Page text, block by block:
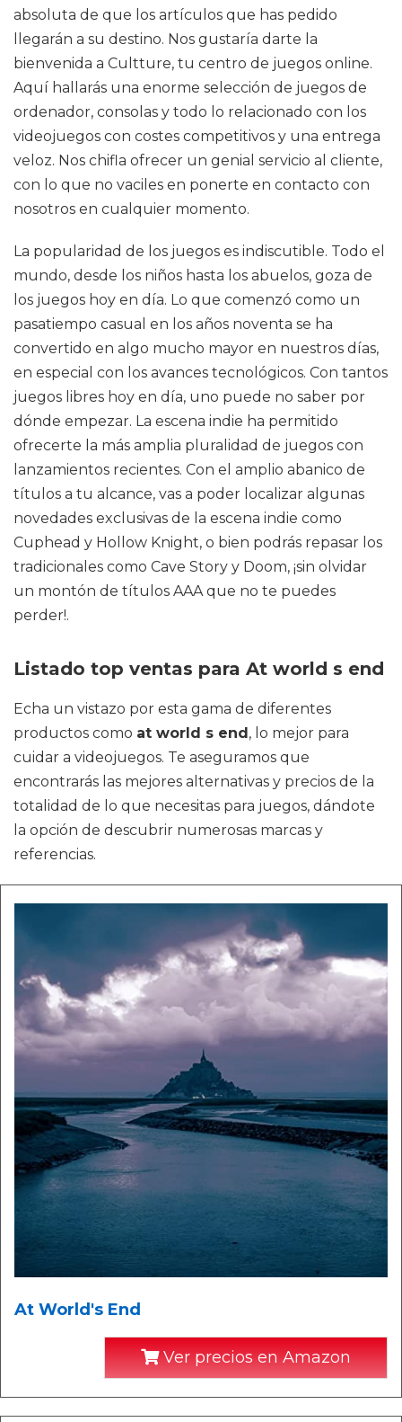
absoluta de que los artículos que has pedido
llegarán a su destino. Nos gustaría darte la
bienvenida a Cultture, tu centro de juegos online.
Aquí hallarás una enorme selección de juegos de
ordenador, consolas y todo lo relacionado con los
videojuegos con costes competitivos y una entrega
veloz. Nos chifla ofrecer un genial servicio al cliente,
con lo que no vaciles en ponerte en contacto con
nosotros en cualquier momento.
La popularidad de los juegos es indiscutible. Todo el
mundo, desde los niños hasta los abuelos, goza de
los juegos hoy en día. Lo que comenzó como un
pasatiempo casual en los años noventa se ha
convertido en algo mucho mayor en nuestros días,
en especial con los avances tecnológicos. Con tantos
juegos libres hoy en día, uno puede no saber por
dónde empezar. La escena indie ha permitido
ofrecerte la más amplia pluralidad de juegos con
lanzamientos recientes. Con el amplio abanico de
títulos a tu alcance, vas a poder localizar algunas
novedades exclusivas de la escena indie como
Cuphead y Hollow Knight, o bien podrás repasar los
tradicionales como Cave Story y Doom, ¡sin olvidar
un montón de títulos AAA que no te puedes
perder!.
Listado top ventas para At world s end
Echa un vistazo por esta gama de diferentes
productos como at world s end, lo mejor para
cuidar a videojuegos. Te aseguramos que
encontrarás las mejores alternativas y precios de la
totalidad de lo que necesitas para juegos, dándote
la opción de descubrir numerosas marcas y
referencias.
At World's End
Ver precios en Amazon